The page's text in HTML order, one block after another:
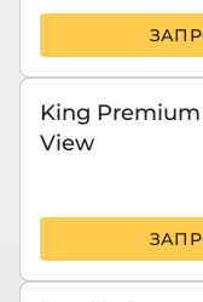
King
View